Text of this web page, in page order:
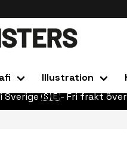
Illustration
i Sverige 🇸🇪- Fri frakt